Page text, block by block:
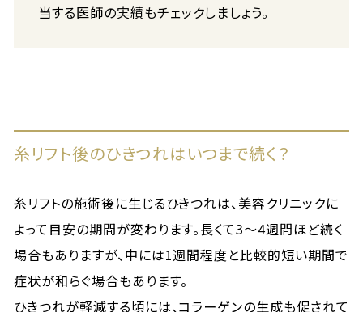
当する医師の実績もチェックしましょう。
糸リフト後のひきつれはいつまで続く？
糸リフトの施術後に生じるひきつれは、美容クリニックに
よって目安の期間が変わります。長くて3〜4週間ほど続く
場合もありますが、中には1週間程度と比較的短い期間で
症状が和らぐ場合もあります。
ひきつれが軽減する頃には、コラーゲンの生成も促されて